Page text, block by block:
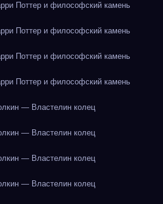
Поттер и философский камень
Поттер и философский камень
Поттер и философский камень
Поттер и философский камень
— Властелин колец
— Властелин колец
— Властелин колец
— Властелин колец